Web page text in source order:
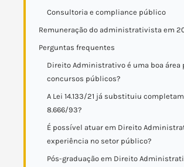
Consultoria e compliance público
Remuneração do administrativista em
Perguntas frequentes
Direito Administrativo é uma boa área
concursos públicos?
A Lei 14.133/21 já substituiu
8.666/93?
É possível atuar em Direito
experiência no setor público?
Pós-graduação em Direito